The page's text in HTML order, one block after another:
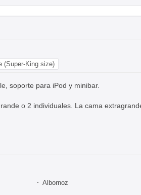
(Super-King size)
soporte para iPod y minibar.
o 2 individuales. La cama
Albornoz